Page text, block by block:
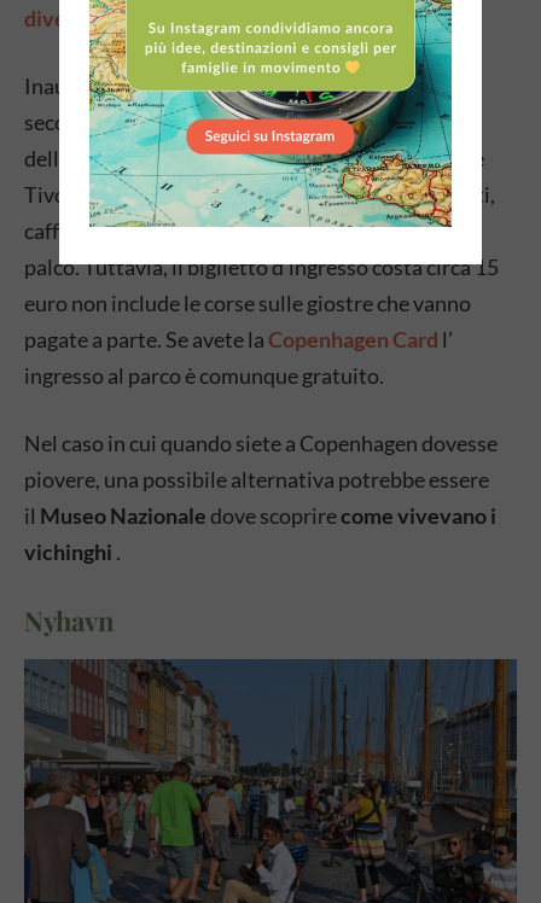
divertimento di Tivoli
Inaugurato nel 1843, il parco divertimenti è il
secondo più antico del mondo. Si trova nel centro
della città, accanto al municipio. Oltre alle giostre
Tivoli comprende dei bellissimi giardini, ristoranti,
caffetterie, bar, snack bar, una sala concerti e un
palco. Tuttavia, il biglietto d’ingresso costa circa 15
euro non include le corse sulle giostre che vanno
pagate a parte. Se avete laCopenhagen Card l’
ingresso al parco è comunque gratuito.
Nel caso in cui quando siete a Copenhagen dovesse
piovere, una possibile alternativa potrebbe essere
il Museo Nazionaledove scoprirecome vivevano i
vichinghi .
Nyhavn